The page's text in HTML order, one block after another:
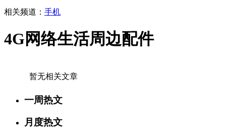
相关频道： 手机
4G网络生活周边配件
暂无相关文章
一周热文
月度热文